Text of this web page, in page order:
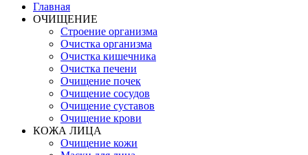
Главная
ОЧИЩЕНИЕ
Строение организма
Очистка организма
Очистка кишечника
Очистка печени
Очищение почек
Очищение сосудов
Очищение суставов
Очищение крови
КОЖА ЛИЦА
Очищение кожи